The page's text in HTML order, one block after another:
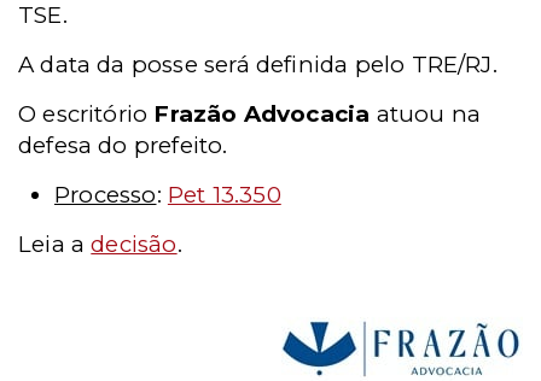
TSE.
A data da posse será definida pelo TRE/RJ.
O escritório Frazão Advocacia atuou na
defesa do prefeito.
Processo: Pet 13.350
Leia adecisão.